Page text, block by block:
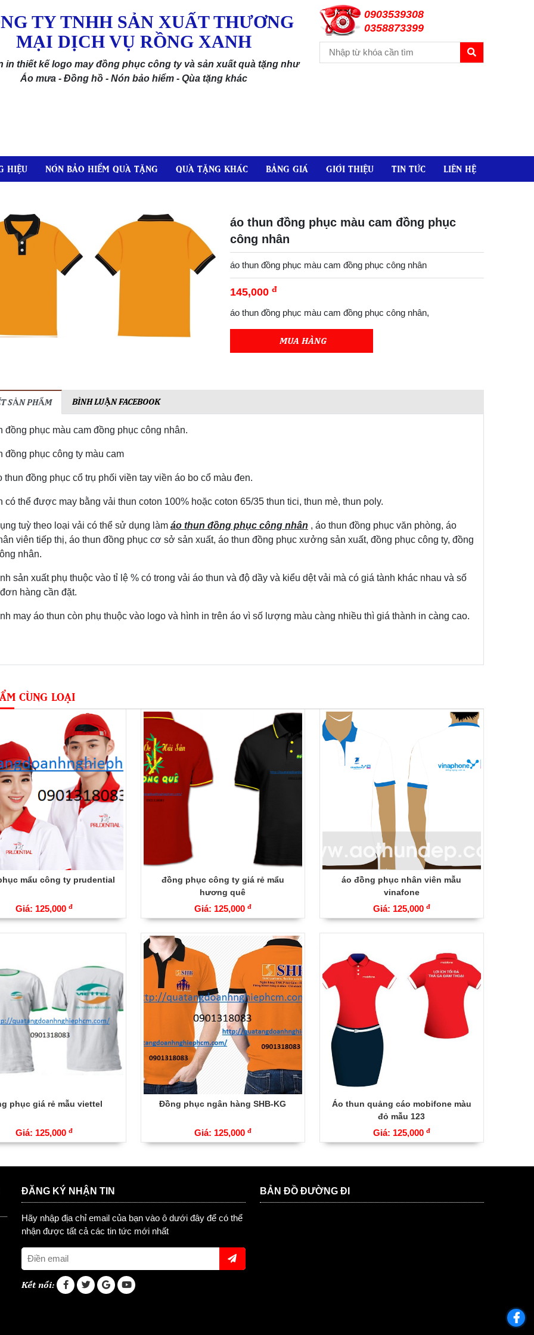
TY TNHH SẢN XUẤT THƯƠNG
MẠI DỊCH VỤ RỒNG XANH
in thiết kế logo may đồng phục công ty và sản xuất quà tặng như
Áo mưa - Đồng hồ - Nón bảo hiểm - Qùa tặng khác
0903539308
0358873399
HIỆU NÓN BẢO HIỂM QUÀ TẶNG QUÀ TẶNG KHÁC BẢNG GIÁ GIỚI THIỆU TIN TỨC LIÊN HỆ
áo thun đồng phục màu cam đồng phục
công nhân
áo thun đồng phục màu cam đồng phục công nhân
145,000 đ
áo thun đồng phục màu cam đồng phục công nhân,
MUA HÀNG
SẢN PHẨM BÌNH LUẬN FACEBOOK
đồng phục màu cam đồng phục công nhân.
đồng phục công ty màu cam
thun đồng phục cổ trụ phối viền tay viền áo bo cổ màu đen.
có thể được may bằng vải thun coton 100% hoặc coton 65/35 thun tici, thun mè, thun poly.
tuỳ theo loại vải có thể sử dụng làm áo thun đồng phục công nhân , áo thun đồng phục văn phòng, áo
viên tiếp thị, áo thun đồng phục cơ sở sản xuất, áo thun đồng phục xưởng sản xuất, đồng phục công ty, đồng
nhân.
sản xuất phụ thuộc vào tỉ lệ % có trong vải áo thun và độ dầy và kiểu dệt vải mà có giá tành khác nhau và số
hàng cần đặt.
may áo thun còn phụ thuộc vào logo và hình in trên áo vì số lượng màu càng nhiều thì giá thành in càng cao.
CÙNG LOẠI
mẩu công ty prudential
Giá: 125,000 đ
đồng phục công ty giá rẻ mẩu
hương quê
Giá: 125,000 đ
áo đồng phục nhân viên mẫu
vinafone
Giá: 125,000 đ
phục giá rẻ mẫu viettel
Giá: 125,000 đ
Đồng phục ngân hàng SHB-KG
Giá: 125,000 đ
Áo thun quảng cáo mobifone màu
đỏ mẫu 123
Giá: 125,000 đ
ĐĂNG KÝ NHẬN TIN
Hãy nhập địa chỉ email của bạn vào ô dưới đây để có thể
nhận được tất cả các tin tức mới nhất
Kết nối:
BẢN ĐỒ ĐƯỜNG ĐI